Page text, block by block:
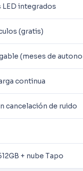
integrados
(gratis)
(meses de
continua
cancelación de ruido
+ nube Tapo